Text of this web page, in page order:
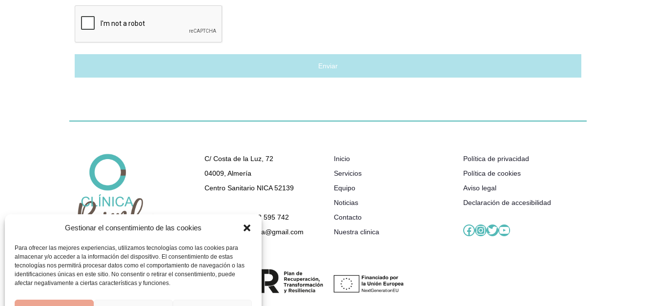
Gestionar el consentimiento de las cookies
Para ofrecer las mejores experiencias, utilizamos tecnologías como las cookies para
almacenar y/o acceder a la información del dispositivo. El consentimiento de estas
tecnologías nos permitirá procesar datos como el comportamiento de navegación o las
identificaciones únicas en este sitio. No consentir o retirar el consentimiento, puede
afectar negativamente a ciertas características y funciones.
C/ Costa de la Luz, 72
04009, Almería
Centro Sanitario NICA 52139
950 048 632 - 722 595 742
gestionclinicabimba@gmail.com
Inicio
Servicios
Equipo
Noticias
Contacto
Nuestra clinica
Política de privacidad
Política de cookies
Aviso legal
Declaración de accesibilidad